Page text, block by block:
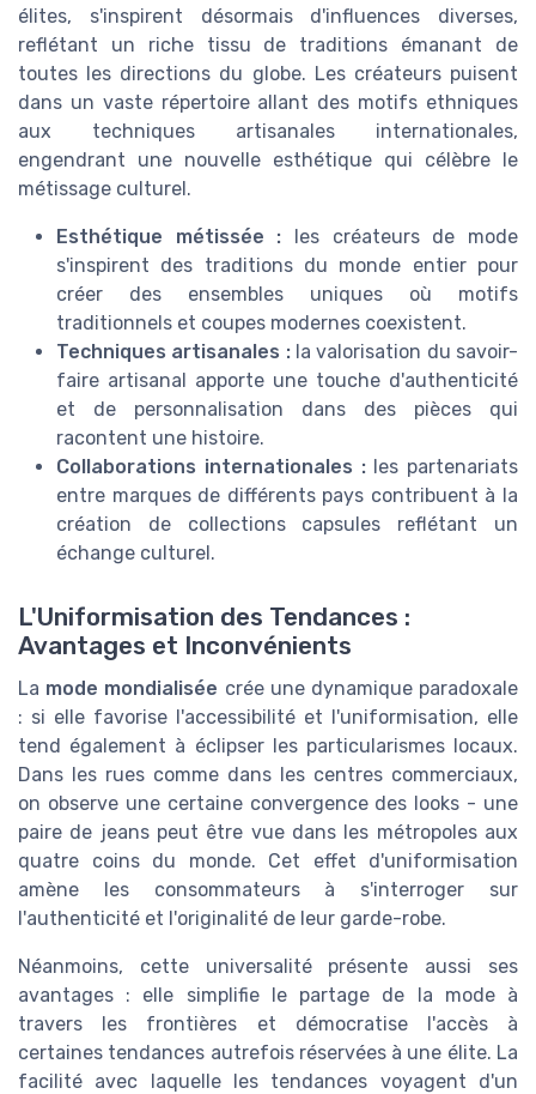
élites, s'inspirent désormais d'influences diverses,
reflétant un riche tissu de traditions émanant de
toutes les directions du globe. Les créateurs puisent
dans un vaste répertoire allant des motifs ethniques
aux techniques artisanales internationales,
engendrant une nouvelle esthétique qui célèbre le
métissage culturel.
Esthétique métissée : les créateurs de mode
s'inspirent des traditions du monde entier pour
créer des ensembles uniques où motifs
traditionnels et coupes modernes coexistent.
Techniques artisanales :la valorisation du savoir-
faire artisanal apporte une touche d'authenticité
et de personnalisation dans des pièces qui
racontent une histoire.
Collaborations internationales :les partenariats
entre marques de différents pays contribuent à la
création de collections capsules reflétant un
échange culturel.
L'Uniformisation des Tendances :
Avantages et Inconvénients
La mode mondialisée crée une dynamique paradoxale
: si elle favorise l'accessibilité et l'uniformisation, elle
tend également à éclipser les particularismes locaux.
Dans les rues comme dans les centres commerciaux,
on observe une certaine convergence des looks - une
paire de jeans peut être vue dans les métropoles aux
quatre coins du monde. Cet effet d'uniformisation
amène les consommateurs à s'interroger sur
l'authenticité et l'originalité de leur garde-robe.
Néanmoins, cette universalité présente aussi ses
avantages : elle simplifie le partage de la mode à
travers les frontières et démocratise l'accès à
certaines tendances autrefois réservées à une élite. La
facilité avec laquelle les tendances voyagent d'un